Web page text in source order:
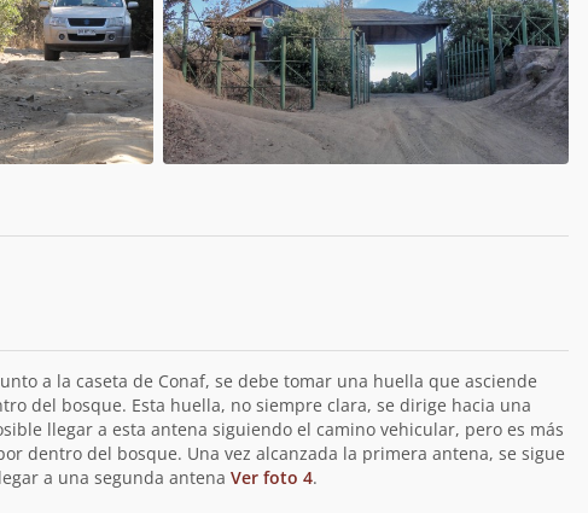
a la caseta de Conaf, se debe tomar una huella que asciende
del bosque. Esta huella, no siempre clara, se dirige hacia una
llegar a esta antena siguiendo el camino vehicular, pero es más
dentro del bosque. Una vez alcanzada la primera antena, se sigue
a una segunda antena Ver foto 4.